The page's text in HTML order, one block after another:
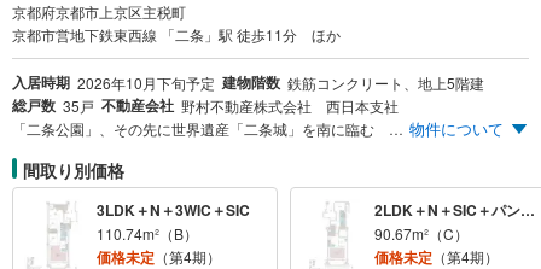
京都府京都市上京区主税町
京都市営地下鉄東西線 「二条」駅 徒歩11分 ほか
入居時期 2026年10月下旬予定 建物階数 鉄筋コンクリート、地上5階建
総戸数 35戸 不動産会社 野村不動産株式会社 西日本支社
「二条公園」、その先に世界遺産「二条城」を南に臨む 水盤や飛び石、中庭など、京都の四季を感じられる共用部 三方角地のゆとりある敷地に建つ低層レジデンス 物件について
間取り別価格
3LDK＋N＋3WIC＋SIC
110.74m²（B）
価格未定 （第4期）
2LDK＋N＋SIC＋パントリー
90.67m²（C）
価格未定 （第4期）